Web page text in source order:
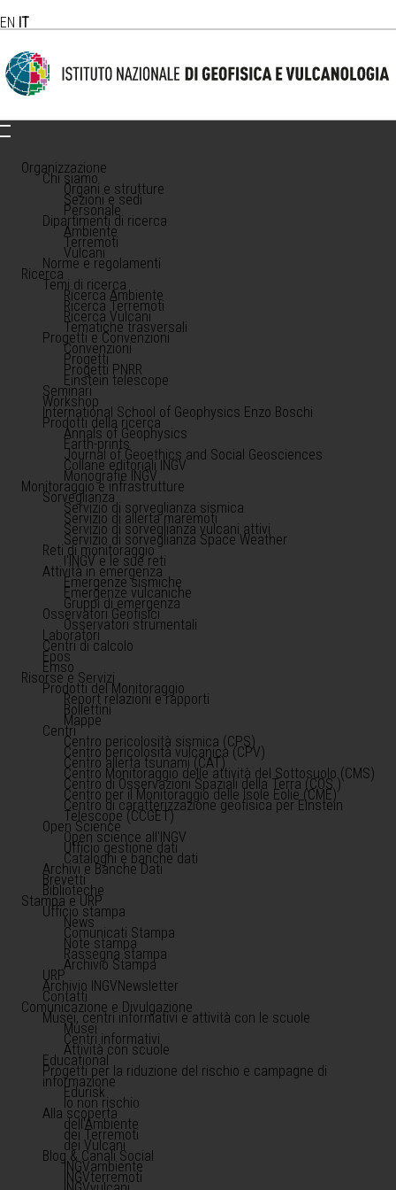
EN IT
Organizzazione
Chi siamo
Organi e strutture
Sezioni e sedi
Personale
Dipartimenti di ricerca
Ambiente
Terremoti
Vulcani
Norme e regolamenti
Ricerca
Temi di ricerca
Ricerca Ambiente
Ricerca Terremoti
Ricerca Vulcani
Tematiche trasversali
Progetti e Convenzioni
Convenzioni
Progetti
Progetti PNRR
Einstein telescope
Seminari
Workshop
International School of Geophysics Enzo Boschi
Prodotti della ricerca
Annals of Geophysics
Earth-prints
Journal of Geoethics and Social Geosciences
Collane editoriali INGV
Monografie INGV
Monitoraggio e infrastrutture
Sorveglianza
Servizio di sorveglianza sismica
Servizio di allerta maremoti
Servizio di sorveglianza vulcani attivi
Servizio di sorveglianza Space Weather
Reti di monitoraggio
l'INGV e le sue reti
Attività in emergenza
Emergenze sismiche
Emergenze vulcaniche
Gruppi di emergenza
Osservatori Geofisici
Osservatori strumentali
Laboratori
Centri di calcolo
Epos
Emso
Risorse e Servizi
Prodotti del Monitoraggio
Report relazioni e rapporti
Bollettini
Mappe
Centri
Centro pericolosità sismica (CPS)
Centro pericolosità vulcanica (CPV)
Centro allerta tsunami (CAT)
Centro Monitoraggio delle attività del Sottosuolo (CMS)
Centro di Osservazioni Spaziali della Terra (COS )
Centro per il Monitoraggio delle Isole Eolie (CME)
Centro di caratterizzazione geofisica per Einstein
Telescope (CCGET)
Open Science
Open science all'INGV
Ufficio gestione dati
Cataloghi e banche dati
Archivi e Banche Dati
Brevetti
Biblioteche
Stampa e URP
Ufficio stampa
News
Comunicati Stampa
Note stampa
Rassegna stampa
Archivio Stampa
URP
Archivio INGVNewsletter
Contatti
Comunicazione e Divulgazione
Musei, centri informativi e attività con le scuole
Musei
Centri informativi
Attività con scuole
Educational
Progetti per la riduzione del rischio e campagne di
informazione
Edurisk
Io non rischio
Alla scoperta
dell'Ambiente
dei Terremoti
dei Vulcani
Blog & Canali Social
INGVambiente
INGVterremoti